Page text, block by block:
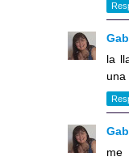
la
una
me